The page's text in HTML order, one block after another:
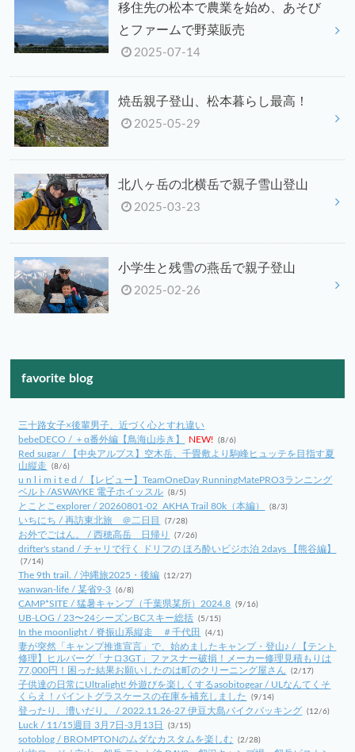
移住先の松本で農業を始め、あそび
とファームで野菜販売
2025-07-14
焼岳親子登山、松本暮らし最高！
2025-05-29
北八ヶ岳の北横岳で親子雪山登山
2025-03-23
小学生と残雪の燕岳で親子登山
2025-02-26
favorite blog
三十路女子×後輩男子、近づく心とすれ違い
bebeDECO / ＋α番外編【鳥海山歩き】
NEW! (8/6)
Red sugar / 【中央アルプス】空木岳、千畳敷より駒峰ヒュッテを目指す夏
山縦走
(8/6)
u n l i m i t e d / 【レビュー】TeamOneDay RunningMatePRO3ランニング
ベルト/ASWAYKE 電子ホイッスル (8/5)
とことこexplorer / 20260801-02_AKHA Trail 80k（本編） (8/3)
いちにち / 再訪東北旅 ＠二日目 (7/28)
お外でごはん。 / 西穂高岳 日帰り (7/26)
drifter's stand / チャリで行く ドリフの ほろ酔いビジホ泊 2days 【熊谷編】
(7/14)
The 9th trail. / 沖縄旅2025・後編 (12/27)
wanwan-life / 某省9-3 (6/8)
CAMP*SITE / 猛暑キャンプ（千葉県某所）2024.8 (9/16)
UB-LOG / 23〜24シーズンBCスキー総括 (5/15)
In the moonlight / 脊振山系縦走 ＃千代田 (4/1)
妻が突然「キャンプ推進宣言」で、始めましたキャンプ・登山♪ / 【テント
修理】ヒルバーグ「ナロ3GT」ファスナー破損！メーカー修理見積もりは
77,000円！困った結果お願いしたのは町のクリーニング屋さん
(2/17)
子供達の日常にUltralight! 外遊びを楽しくするasobitogear / ULなんてくそ
くらえ！パイントグラスケースの在庫を補充しました
(9/14)
登ったり、漕いだり。 / 2022.11.26-27 伊豆大島バイクパッキング (12/6)
Luck / 11/15週目 3月7日-3月13日 (3/15)
sotoblog / BROMPTONのムダなカスタムを楽しむ (2/28)